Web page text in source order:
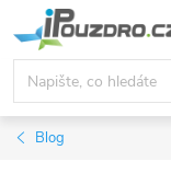
na
obsah
Blog